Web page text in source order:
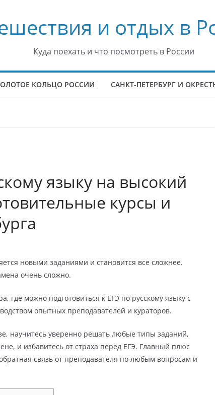
и отдых в
Куда поехать и что посмотреть в России
КОЛЬЦО РОССИИ САНКТ-ПЕТЕРБУРГ И
языку на высокий
курсы и
новыми заданиями и становится все сложнее.
очень сложно.
где можно подготовиться к ЕГЭ по русскому языку с
опытных преподавателей и кураторов.
научитесь уверенно решать любые типы заданий,
и избавитесь от страха перед ЕГЭ. Главный плюс
связь от преподавателя по любым вопросам и